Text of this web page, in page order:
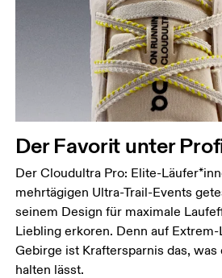
Der Favorit unter
Der Cloudultra Pro: Elite-
mehrtägigen Ultra-Trail-Events
seinem Design für maximale
Liebling erkoren. Denn auf
Gebirge ist Kraftersparnis das, was
halten lässt.